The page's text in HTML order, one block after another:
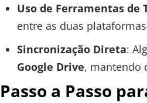
Uso de Ferramentas de
entre as duas
Sincronização Direta:
Google Drive, mantendo
Passo a Passo